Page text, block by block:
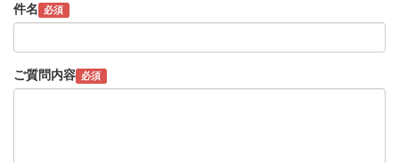
件名 必須
ご質問内容 必須